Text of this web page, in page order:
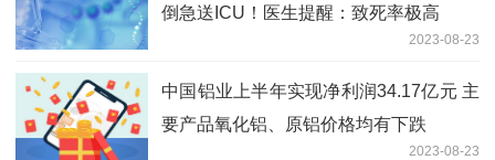
倒急送ICU！医生提醒：致死率极高
2023-08-23
中国铝业上半年实现净利润34.17亿元 主
要产品氧化铝、原铝价格均有下跌
2023-08-23